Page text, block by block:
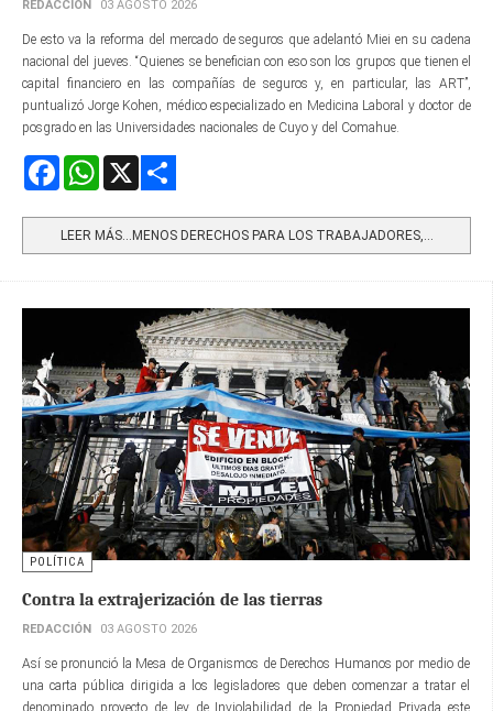
REDACCIÓN 03 AGOSTO 2026
De esto va la reforma del mercado de seguros que adelantó Miei en su cadena
nacional del jueves. “Quienes se benefician con eso son los grupos que tienen el
capital financiero en las compañías de seguros y, en particular, las ART”,
puntualizó Jorge Kohen, médico especializado en Medicina Laboral y doctor de
posgrado en las Universidades nacionales de Cuyo y del Comahue.
FacebookWhatsApp
LEER MÁS…MENOS DERECHOS PARA LOS TRABAJADORES,...
POLÍTICA
Contra la extrajerización de las tierras
REDACCIÓN 03 AGOSTO 2026
Así se pronunció la Mesa de Organismos de Derechos Humanos por medio de
una carta pública dirigida a los legisladores que deben comenzar a tratar el
denominado proyecto de ley de Inviolabilidad de la Propiedad Privada este